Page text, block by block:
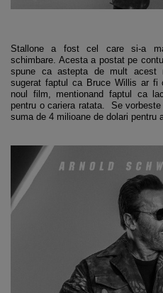
Stallone a fost cel care si-a
schimbare. Acesta a postat pe
spune ca astepta de mult acest
sugerat faptul ca Bruce Willis ar fi
noul film, mentionand faptul ca
pentru o cariera ratata. Se
suma de 4 milioane de dolari pentru